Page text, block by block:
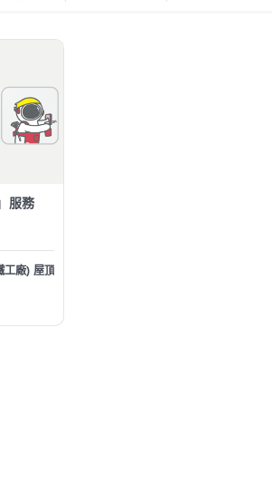
服務
廠) 屋頂廠房鋼骨 | 電動捲門 | 歐式藝術欄杆 | 不銹鋼